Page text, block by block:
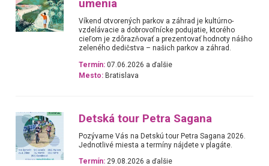
umenia
Víkend otvorených parkov a záhrad je kultúrno-
vzdelávacie a dobrovoľnícke podujatie, ktorého
cieľom je zdôrazňovať a prezentovať hodnoty nášho
zeleného dedičstva – našich parkov a záhrad.
Termín: 07.06.2026 a ďalšie
Mesto: Bratislava
Detská tour Petra Sagana
Pozývame Vás na Detskú tour Petra Sagana 2026.
Jednotlivé miesta a termíny nájdete v plagáte.
Termín: 29.08.2026 a ďalšie